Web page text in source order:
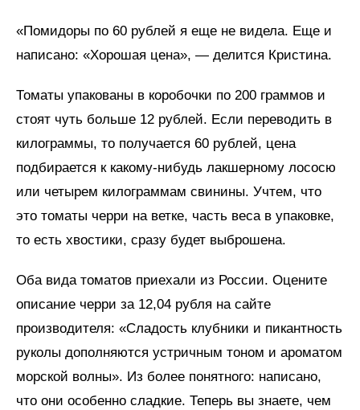
«Помидоры по 60 рублей я еще не видела. Еще и
написано: «Хорошая цена», — делится Кристина.
Томаты упакованы в коробочки по 200 граммов и
стоят чуть больше 12 рублей. Если переводить в
килограммы, то получается 60 рублей, цена
подбирается к какому-нибудь лакшерному лососю
или четырем килограммам свинины. Учтем, что
это томаты черри на ветке, часть веса в упаковке,
то есть хвостики, сразу будет выброшена.
Оба вида томатов приехали из России. Оцените
описание черри за 12,04 рубля на сайте
производителя: «Сладость клубники и пикантность
руколы дополняются устричным тоном и ароматом
морской волны». Из более понятного: написано,
что они особенно сладкие. Теперь вы знаете, чем